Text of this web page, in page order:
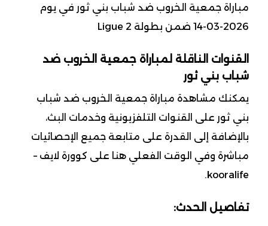
مباراة جمعية الخروب ضد شباب بني ثور في يوم
2026-03-14 ضمن بطولة Ligue 2
القنوات الناقلة لمباراة جمعية الخروب ضد
شباب بني ثور
يمكنك مشاهدة مباراة جمعية الخروب ضد شباب
بني ثور على القنوات التلفزيونية وخدمات البث،
بالإضافة إلى القدرة على متابعة جميع الإحصائيات
مباشرة وفي الوقت الفعلي هنا على كوورة لايف –
kooralife.
تفاصيل الحدث: